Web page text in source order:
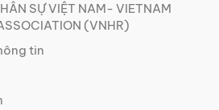
SỰ VIỆT NAM- VIETNAM
(VNHR)
tin